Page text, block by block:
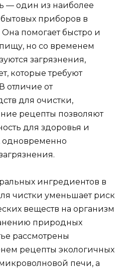
— один из наиболее
приборов в
помогает быстро и
но со временем
загрязнения,
которые требуют
отличие от
для очистки,
рецепты позволяют
для здоровья и
ингредиентов в
чистки уменьшает риск
веществ на организм
природных
рассмотрены
рецепты экологичных
печи, а